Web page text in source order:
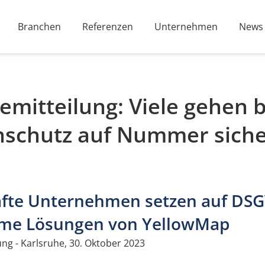
Branchen Referenzen Unternehmen News
Viele gehen
auf Nummer
Unternehmen setzen auf
Lösungen von YellowMap
- Karlsruhe, 30. Oktober 2023